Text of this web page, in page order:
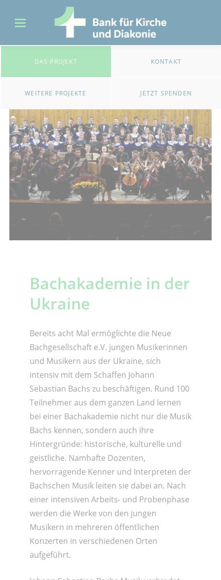
DAS PROJEKT KONTAKT
WEITERE PROJEKTE JETZT SPENDEN
Bachakademie in der
Ukraine
Bereits acht Mal ermöglichte die Neue
Bachgesellschaft e.V. jungen Musikerinnen
und Musikern aus der Ukraine, sich
intensiv mit dem Schaffen Johann
Sebastian Bachs zu beschäftigen. Rund 100
Teilnehmer aus dem ganzen Land lernen
bei einer Bachakademie nicht nur die Musik
Bachs kennen, sondern auch ihre
Hintergründe: historische, kulturelle und
geistliche. Namhafte Dozenten,
hervorragende Kenner und Interpreten der
Bachschen Musik leiten sie dabei an. Nach
einer intensiven Arbeits- und Probenphase
werden die Werke von den jungen
Musikern in mehreren öffentlichen
Konzerten in verschiedenen Orten
aufgeführt.